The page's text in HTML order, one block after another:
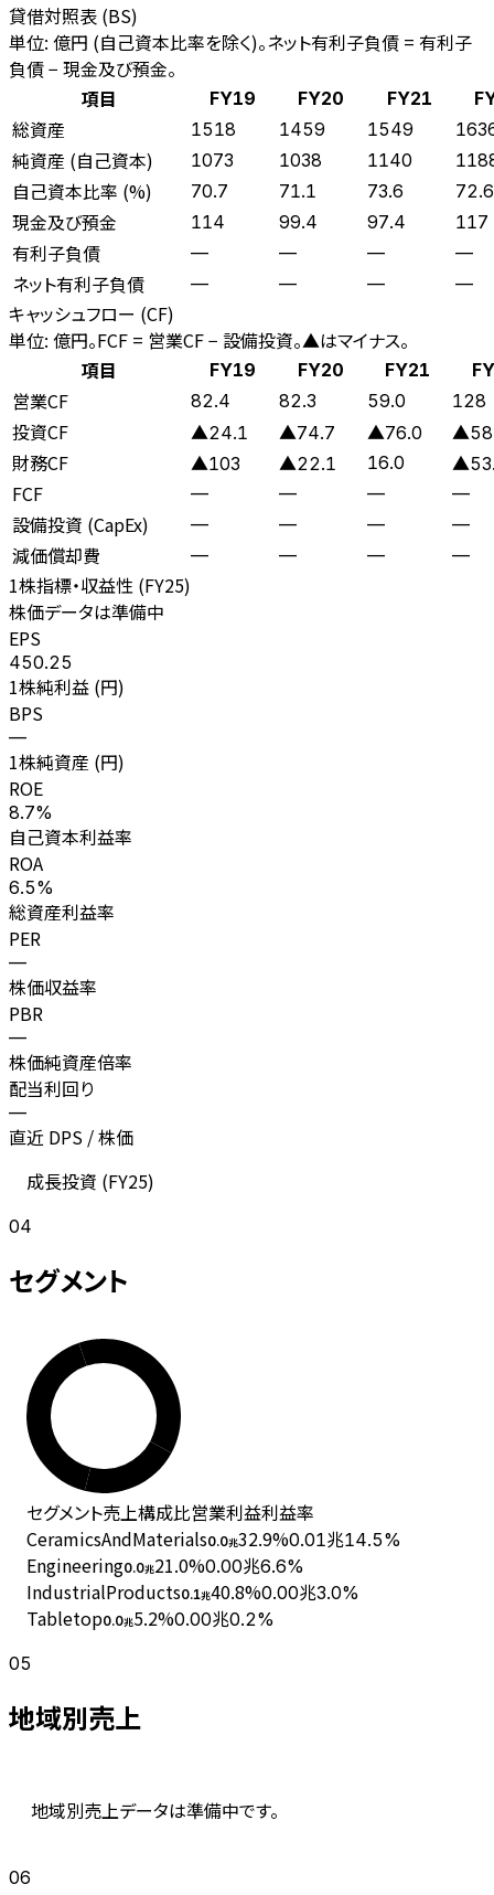
貸借対照表 (BS)
単位: 億円 (自己資本比率を除く)。ネット有利子負債 = 有利子
負債 − 現金及び預金。
項目
FY19 FY20 FY21
総資産 1518 1459 1549
純資産 (自己資本) 1073 1038 1140
自己資本比率 (%) 70.7 71.1 73.6 72.6
現金及び預金 114 99.4 97.4 117
有利子負債 — — — —
ネット有利子負債 — — — —
キャッシュフロー (CF)
単位: 億円。FCF = 営業CF − 設備投資。▲はマイナス。
項目
FY19 FY20 FY21
営業CF 82.4 82.3 59.0 128
投資CF ▲24.1 ▲74.7 ▲76.0
財務CF ▲103 ▲22.1 16.0
FCF — — — —
設備投資 (CapEx) — — — —
減価償却費 — — — —
1株指標・収益性 (FY25)
株価データは準備中
EPS
450.25
1株純利益 (円)
BPS
—
1株純資産 (円)
ROE
8.7%
自己資本利益率
ROA
6.5%
総資産利益率
PER
—
株価収益率
PBR
—
株価純資産倍率
配当利回り
—
直近 DPS / 株価
成長投資 (FY25)
04
セグメント
セグメント売上構成比営業利益利益率
CeramicsAndMaterials0.0兆32.9%0.01兆14.5%
Engineering0.0兆21.0%0.00兆6.6%
IndustrialProducts0.1兆40.8%0.00兆3.0%
Tabletop0.0兆5.2%0.00兆0.2%
05
地域別売上
地域別売上データは準備中です。
06